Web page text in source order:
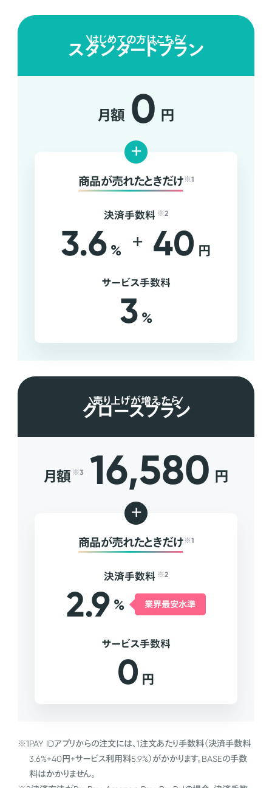
はじめての方はこちら
スタンダードプラン
月額 0 円
+
商品が売れたときだけ ※1
決済手数料 ※2
3.6 % + 40 円
サービス手数料
3 %
売り上げが増えたら
グロースプラン
月額 ※3 16,580 円
+
商品が売れたときだけ ※1
決済手数料 ※2
2.9 % 業界最安水準
サービス手数料
0 円
※1PAY IDアプリからの注文には、1注文あたり手数料（決済手数料
3.6%+40円+サービス利用料5.9%）がかかります。BASEの手数
料はかかりません。